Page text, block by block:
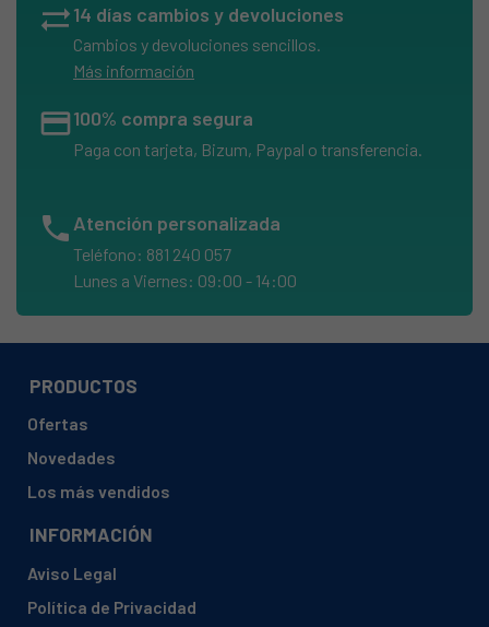
sync_alt14 días cambios y devoluciones
Cambios y devoluciones sencillos.
Más información
credit_card100% compra segura
Paga con tarjeta, Bizum, Paypal o transferencia.
phone Atención personalizada
Teléfono: 881 240 057
Lunes a Viernes: 09:00 - 14:00
PRODUCTOS
Ofertas
Novedades
Los más vendidos
INFORMACIÓN
Aviso Legal
Política de Privacidad